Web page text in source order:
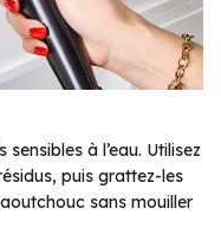
à l’eau. Utilisez
puis grattez-les
sans mouiller